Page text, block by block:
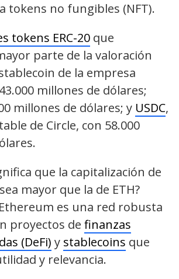
tokens no fungibles (NFT).
tokens ERC-20 que
parte de la valoración
de la empresa
millones de dólares;
millones de dólares; y USDC,
de Circle, con 58.000
que la capitalización de
mayor que la de ETH?
es una red robusta
proyectos de finanzas
(DeFi) y stablecoins que
y relevancia.